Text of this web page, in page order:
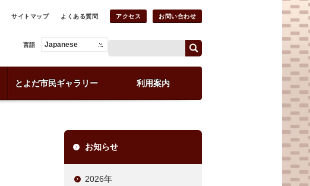
サイトマップ よくある質問 アクセス お問い合わせ
言語 Japanese
とよだ市民ギャラリー 利用案内
お知らせ
2026年